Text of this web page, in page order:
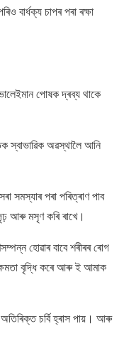
বাৰ্ধক্য চাপৰ পৰা ৰক্ষা
পোষক দ্ৰব্য থাকে
স্বাভাৱিক অৱস্থালৈ আনি
সমস্যাৰ পৰা পৰিত্ৰাণ পাব
আৰু মসৃণ কৰি ৰাখে।
হোৱাৰ বাবে শৰীৰৰ ৰোগ
বৃদ্ধি কৰে আৰু ই আমাক
চৰ্বি হ্ৰাস পায়। আৰু